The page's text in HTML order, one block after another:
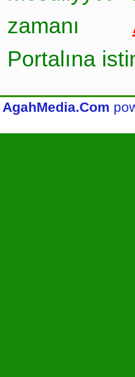
zamanı
Portalına
AgahMedia.Com